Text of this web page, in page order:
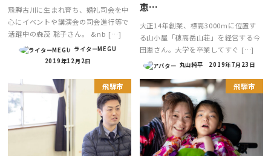
飛騨古川に生まれ育ち、婚礼司会を中
心にイベントや講演会の司会進行等で
活躍中の森茂 聡子さん。 &nb […]
ライターMEGU
2019年12月2日
恵…
大正14年創業、標高3000mに位置す
る山小屋「穂高岳山荘」を経営する今
田恵さん。大学を卒業してすぐ […]
丸山純平 2019年7月23日
飛騨市 飛騨市